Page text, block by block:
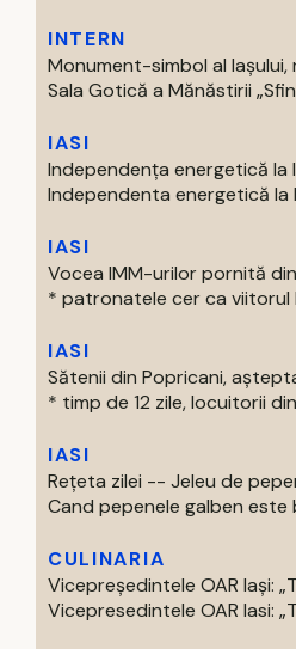
INTERN
Monument-simbol al
Sala Gotică a Mănăstirii
IASI
Independența energetică la
Independenta energetică la
IASI
Vocea IMM-urilor pornită
* patronatele cer ca viitorul
IASI
Sătenii din Popricani,
* timp de 12 zile, locuitorii
IASI
Rețeta zilei -- Jeleu de
Cand pepenele galben
CULINARIA
Vicepreședintele OAR Iași:
Vicepresedintele OAR Iasi: